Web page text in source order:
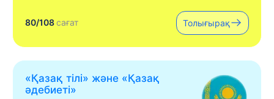
80/108сағат Толығырақ
«Қазақ тілі» жəне «Қазақ
əдебиеті»